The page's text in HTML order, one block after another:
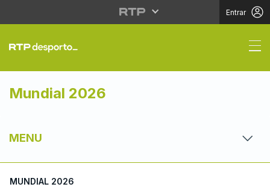
Entrar
França e Marrocos
Mundial 2026
MENU
MUNDIAL 2026